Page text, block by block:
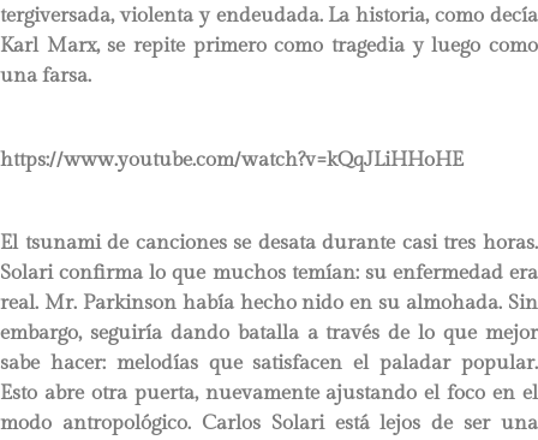
tergiversada, violenta y endeudada. La historia, como decía
Karl Marx, se repite primero como tragedia y luego como
una farsa.
https://www.youtube.com/watch?v=kQqJLiHHoHE
El tsunami de canciones se desata durante casi tres horas.
Solari confirma lo que muchos temían: su enfermedad era
real. Mr. Parkinson había hecho nido en su almohada. Sin
embargo, seguiría dando batalla a través de lo que mejor
sabe hacer: melodías que satisfacen el paladar popular.
Esto abre otra puerta, nuevamente ajustando el foco en el
modo antropológico. Carlos Solari está lejos de ser una